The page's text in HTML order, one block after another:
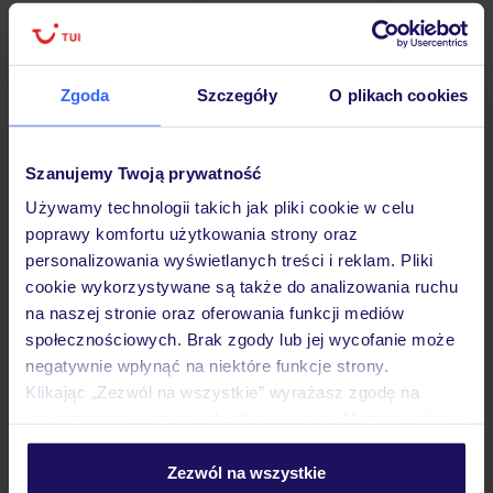
Zgoda Szczegóły O plikach cookies
Szanujemy Twoją prywatność
Używamy technologii takich jak pliki cookie w celu
poprawy komfortu użytkowania strony oraz
personalizowania wyświetlanych treści i reklam. Pliki
cookie wykorzystywane są także do analizowania ruchu
na naszej stronie oraz oferowania funkcji mediów
społecznościowych. Brak zgody lub jej wycofanie może
negatywnie wpłynąć na niektóre funkcje strony.
Klikając „Zezwól na wszystkie” wyrażasz zgodę na
personalizować swój wybór wchodząc w zakładkę
Zezwól na wszystkie
Hotel
Opinie
Pokoje
Wyżywienie
Atrakcje